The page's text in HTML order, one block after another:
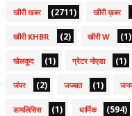
खीरी खबर (2711) खीरी ख़बर
खीरी KHBR (2) खीरी W (1)
खेलकूद (1) ग्रेटर नोएडा (1)
जंपर (2) जज्बात (1)
डायलिसिस (1) धार्मिक (594)